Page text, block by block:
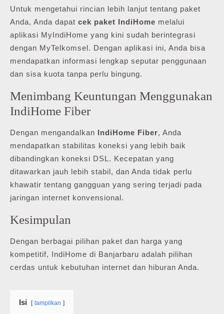
Untuk mengetahui rincian lebih lanjut tentang paket
Anda, Anda dapat cek paket IndiHome melalui
aplikasi MyIndiHome yang kini sudah berintegrasi
dengan MyTelkomsel. Dengan aplikasi ini, Anda bisa
mendapatkan informasi lengkap seputar penggunaan
dan sisa kuota tanpa perlu bingung.
Menimbang Keuntungan Menggunakan
IndiHome Fiber
Dengan mengandalkan IndiHome Fiber, Anda
mendapatkan stabilitas koneksi yang lebih baik
dibandingkan koneksi DSL. Kecepatan yang
ditawarkan jauh lebih stabil, dan Anda tidak perlu
khawatir tentang gangguan yang sering terjadi pada
jaringan internet konvensional.
Kesimpulan
Dengan berbagai pilihan paket dan harga yang
kompetitif, IndiHome di Banjarbaru adalah pilihan
cerdas untuk kebutuhan internet dan hiburan Anda.
Isi tampilkan